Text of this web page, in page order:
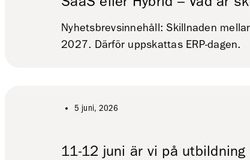
Nyhetsbrevsinnehåll: Skillnaden
2027. Därför uppskattas ERP-dagen.
5 juni, 2026
11-12 juni är vi på utbildning